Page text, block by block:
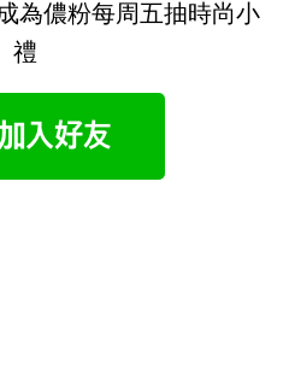
為儂粉每周五抽時尚小
禮